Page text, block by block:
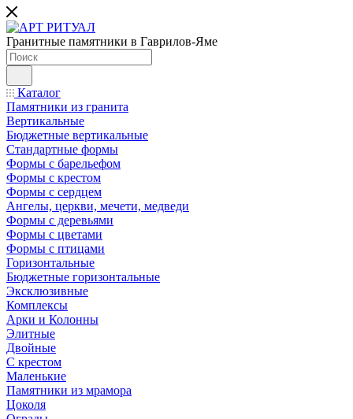
Гранитные памятники в Гаврилов-Яме
Каталог
Памятники из гранита
Вертикальные
Бюджетные вертикальные
Стандартные формы
Формы с барельефом
Формы с крестом
Формы с сердцем
Ангелы, церкви, мечети, медведи
Формы с деревьями
Формы с цветами
Формы с птицами
Горизонтальные
Бюджетные горизонтальные
Эксклюзивные
Комплексы
Арки и Колонны
Элитные
Двойные
С крестом
Маленькие
Памятники из мрамора
Цоколя